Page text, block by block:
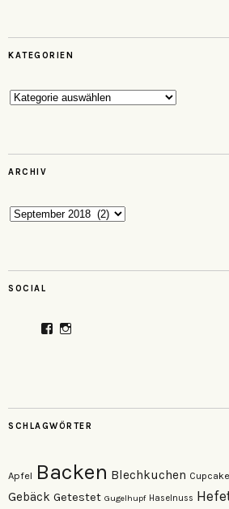
KATEGORIEN
Kategorien
ARCHIV
Archiv
SOCIAL
ProfilProfil
SCHLAGWÖRTER
Apfel Backen Blechkuchen Cupcake
Gebäck Getestet Gugelhupf Haselnuss